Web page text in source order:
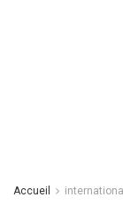
Accueil international